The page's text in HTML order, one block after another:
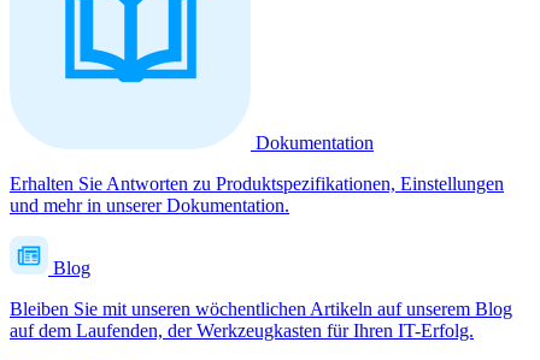
Dokumentation
Erhalten Sie Antworten zu Produktspezifikationen, Einstellungen
und mehr in unserer Dokumentation.
Blog
Bleiben Sie mit unseren wöchentlichen Artikeln auf unserem Blog
auf dem Laufenden, der Werkzeugkasten für Ihren IT-Erfolg.